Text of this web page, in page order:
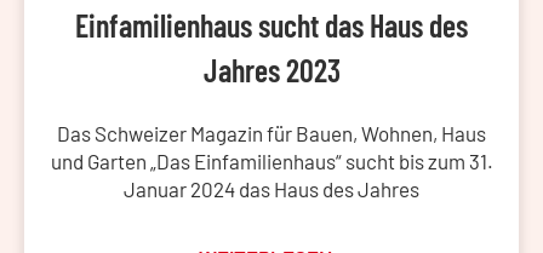
Einfamilienhaus sucht das Haus des
Jahres 2023
Das Schweizer Magazin für Bauen, Wohnen, Haus
und Garten „Das Einfamilienhaus“ sucht bis zum 31.
Januar 2024 das Haus des Jahres